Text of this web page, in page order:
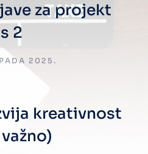
za projekt
2
2025.
kreativnost